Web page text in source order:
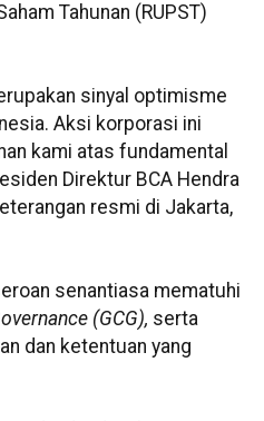
Tahunan (RUPST)
sinyal optimisme
Aksi korporasi ini
kami atas fundamental
Direktur BCA Hendra
resmi di Jakarta,
senantiasa mematuhi
(GCG), serta
dan ketentuan yang